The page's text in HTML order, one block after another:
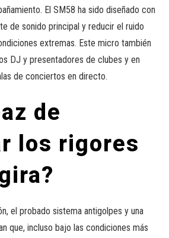
El SM58 ha sido diseñado con
de sonido principal y reducir el ruido
extremas. Este micro también
DJ y presentadores de clubes y en
de conciertos en directo.
de
los rigores
el probado sistema antigolpes y una
que, incluso bajo las condiciones más